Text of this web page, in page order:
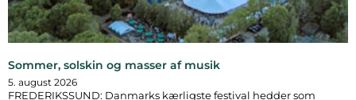
Sommer, solskin og masser af musik
5. august 2026
FREDERIKSSUND: Danmarks kærligste festival hedder som